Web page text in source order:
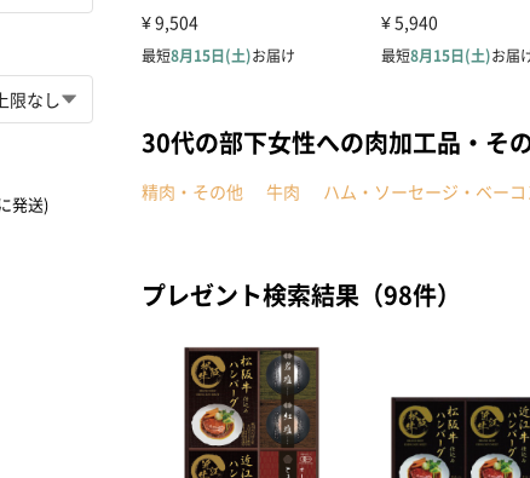
発送)
30代の部下女性への肉加工品・そ
精肉・その他 牛肉 ハム・ソーセージ・ベーコ
プレゼント検索結果（98件）